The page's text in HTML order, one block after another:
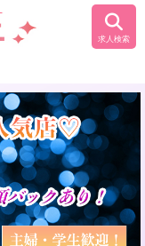
求人検索